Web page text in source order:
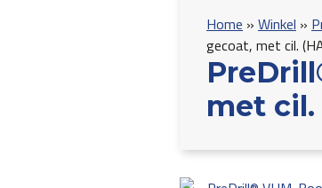
Home » Winkel »
gecoat, met cil.
met cil.